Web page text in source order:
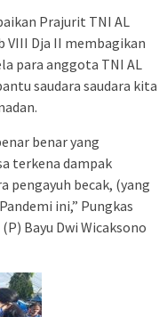
Prajurit TNI AL
VIII Dja II membagikan
para anggota TNI AL
saudara saudara kita
benar yang
terkena dampak
pengayuh becak, (yang
ini,” Pungkas
Bayu Dwi Wicaksono